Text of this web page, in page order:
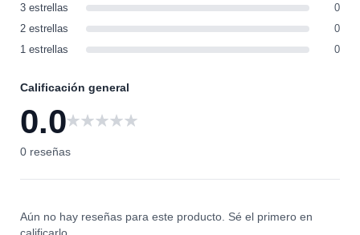
3 estrellas
0
2 estrellas
0
1 estrellas
0
Calificación general
0.0
0 reseñas
Aún no hay reseñas para este producto. Sé el primero en
calificarlo.